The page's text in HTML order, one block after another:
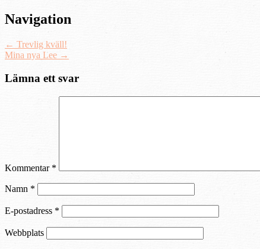
Navigation
← Trevlig kväll!
Mina nya Lee →
Lämna ett svar
Kommentar *
Namn *
E-postadress *
Webbplats